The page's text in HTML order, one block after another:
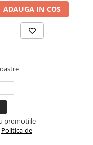
ADAUGA IN COS
promotiile
Politica de